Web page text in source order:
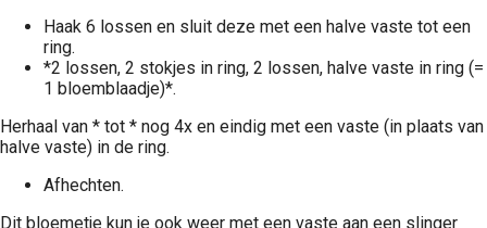
Haak 6 lossen en sluit deze met een halve vaste tot een
ring.
*2 lossen, 2 stokjes in ring, 2 lossen, halve vaste in ring (=
1 bloemblaadje)*.
Herhaal van * tot * nog 4x en eindig met een vaste (in plaats van
halve vaste) in de ring.
Afhechten.
Dit bloemetje kun je ook weer met een vaste aan een slinger